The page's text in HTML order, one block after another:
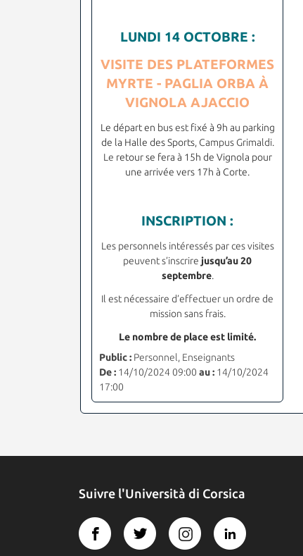
LUNDI 14 OCTOBRE :
VISITE DES PLATEFORMES
MYRTE - PAGLIA ORBA À
VIGNOLA AJACCIO
Le départ en busest fixé à 9h au parking
de la Halle des Sports, Campus Grimaldi.
Le retour se fera à 15h de Vignola pour
une arrivée vers 17h à Corte.
INSCRIPTION :
Les personnels intéressés par ces visites
peuvent s’inscrire jusqu’au 20
septembre.
Il est nécessaire d’effectuer un ordre de
mission sans frais.
Le nombre de place est limité.
Public : Personnel, Enseignants
De : 14/10/2024 09:00 au : 14/10/2024
17:00
Suivre l'Università di Corsica